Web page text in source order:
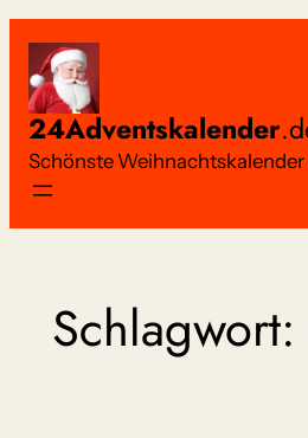
Inhalt
springen
24Adventskalender
Schönste
Schlagwort: